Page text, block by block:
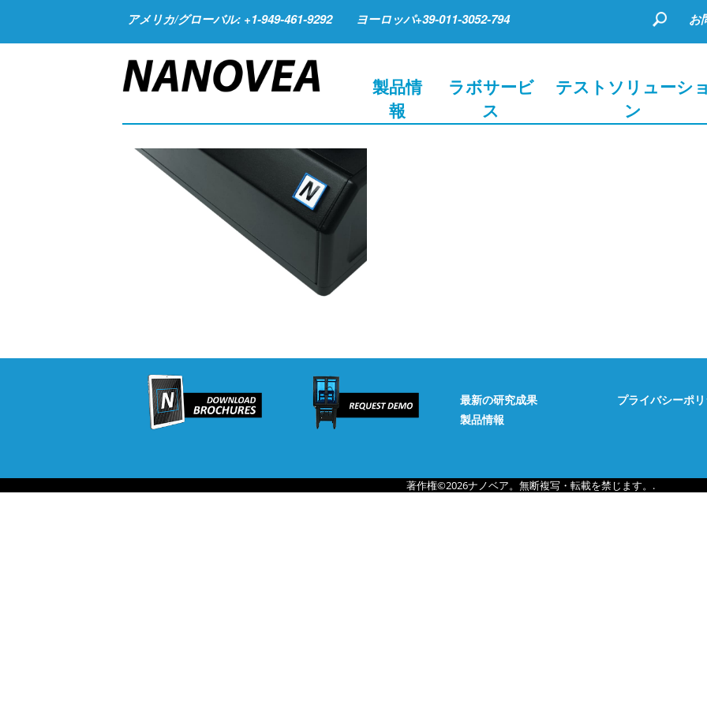
アメリカ/グローバル: +1-949-461-9292 ヨーロッパ+39-011-3052-794 お
製品情
報
ラボサービ
ス
テストソリューショ
ン
最新の研究成果
製品情報
プライバシーポ
著作権©2026ナノベア。無断複写・転載を禁じます。.